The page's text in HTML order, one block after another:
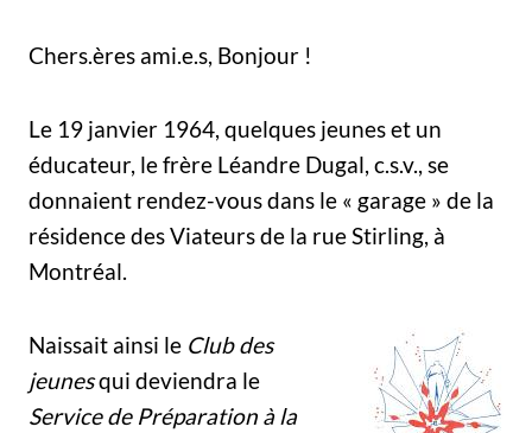
Chers.ères ami.e.s, Bonjour !
Le 19 janvier 1964, quelques jeunes et un
éducateur, le frère Léandre Dugal, c.s.v., se
donnaient rendez-vous dans le « garage » de la
résidence des Viateurs de la rue Stirling, à
Montréal.
Naissait ainsi le Club des
jeunesqui deviendra le
Service de Préparation à la